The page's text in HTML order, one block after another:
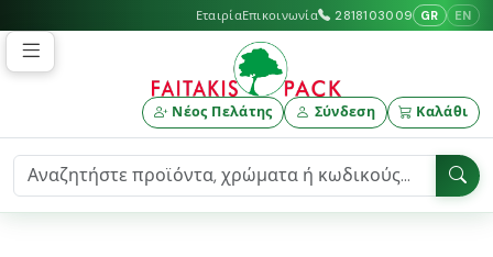
ΕταιρίαΕπικοινωνία 2818103009 GR EN
Νέος Πελάτης Σύνδεση Καλάθι